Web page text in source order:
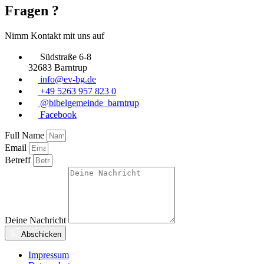
Fragen ?
Nimm Kontakt mit uns auf
Südstraße 6-8
32683 Barntrup
info@ev-bg.de
+49 5263 957 823 0
@bibelgemeinde_barntrup
Facebook
Full Name
Email
Betreff
Deine Nachricht
Abschicken
Impressum